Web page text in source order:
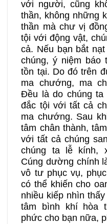
với người, cũng
thần, không những
thần mà chư vị
tội với động vật,
cả. Nếu bạn bắt
chúng, ý niệm báo
tồn tại. Do đó trên
ma chướng, ma
Đều là do chúng ta
đắc tội với tất cả
ma chướng. Sau
tâm chân thành,
với tất cả chúng
chúng ta lễ kính,
Cúng dường chính
vô tư phục vụ,
có thể khiến cho
nhiều kiếp nhìn
tâm bình khí hòa
phức cho bạn nữa,